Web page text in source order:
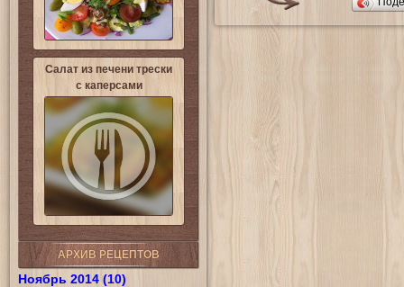
Салат из печени трески
с каперсами
АРХИВ РЕЦЕПТОВ
Ноябрь 2014 (10)